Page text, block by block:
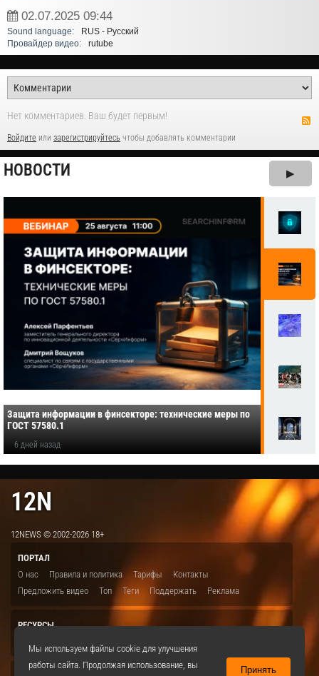
02.07.2025 09:44
Sound language:
RUS - Русский
Провайдер видео:
rutube
Нет комментариев. Ваш будет первым!
Войдите или зарегистрируйтесь чтобы добавлять комментарии
НОВОСТИ ▶
Защита информации в финсекторе: технические меры по
ГОСТ 57580.1
6 дней назад
12N
12NEWS © 2002-2026 18+
ПОРТАЛ
О нас
Правила и политика Тарифы
Контакты
Предложить видео
Топ Теги Поддержать Реклама
РЕСУРСЫ
Мы используем файлы cookie для улучшения
работы сайта. Продолжая использование, вы
Принять